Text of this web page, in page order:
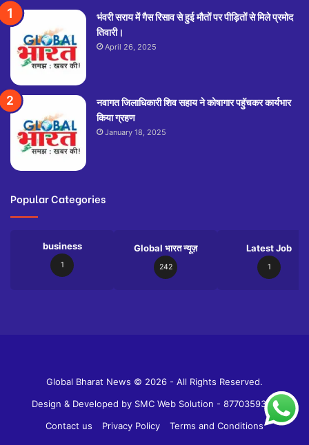
भंवरी सराय में गैस रिसाव से हुई मौतों पर पीड़ितों से मिले प्रमोद
तिवारी।
April 26, 2025
नवागत जिलाधिकारी शिव सहाय ने कोषागार पहुॅचकर कार्यभार
किया ग्रहण
January 18, 2025
Popular Categories
business
1
Global भारत न्यूज़
242
Latest Job
1
Global Bharat News © 2026 - All Rights Reserved.
Design & Developed by SMC Web Solution - 8770359358
Contact us
Privacy Policy Terms and Conditions